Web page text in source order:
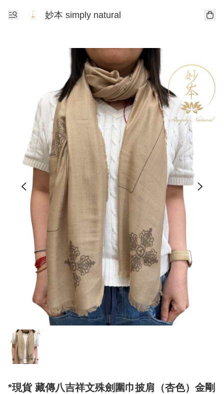
妙本 simply natural
*現貨 藏傳八吉祥文殊劍圍巾披肩（杏色）金剛